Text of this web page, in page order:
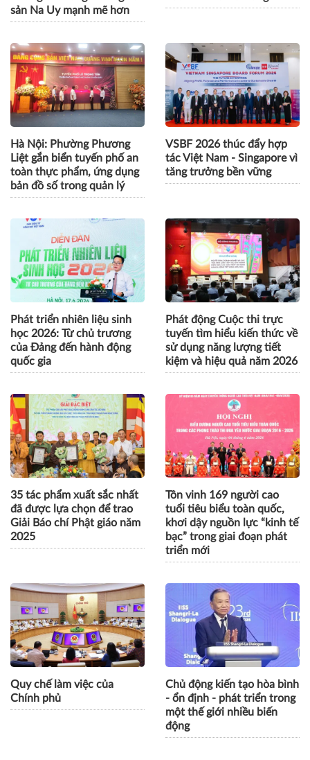
sản Na Uy mạnh mẽ hơn
Hà Nội: Phường Phương
Liệt gắn biển tuyến phố an
toàn thực phẩm, ứng dụng
bản đồ số trong quản lý
VSBF 2026 thúc đẩy hợp
tác Việt Nam - Singapore vì
tăng trưởng bền vững
Phát triển nhiên liệu sinh
học 2026: Từ chủ trương
của Đảng đến hành động
quốc gia
Phát động Cuộc thi trực
tuyến tìm hiểu kiến thức về
sử dụng năng lượng tiết
kiệm và hiệu quả năm 2026
35 tác phẩm xuất sắc nhất
đã được lựa chọn để trao
Giải Báo chí Phật giáo năm
2025
Tôn vinh 169 người cao
tuổi tiêu biểu toàn quốc,
khơi dậy nguồn lực “kinh tế
bạc” trong giai đoạn phát
triển mới
Quy chế làm việc của
Chính phủ
Chủ động kiến tạo hòa bình
- ổn định - phát triển trong
một thế giới nhiều biến
động